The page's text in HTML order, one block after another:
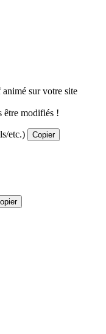
sur votre site
être modifiés !
etc.) Copier